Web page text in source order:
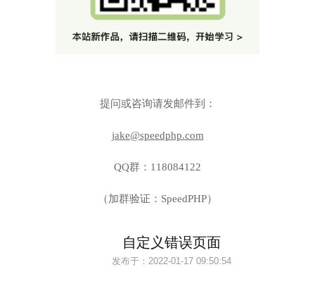
提问或咨询请发邮件到：
jake@speedphp.com
QQ群：118084122
（加群验证：SpeedPHP）
自定义错误页面
发布于： 2022-01-17 09:50:54